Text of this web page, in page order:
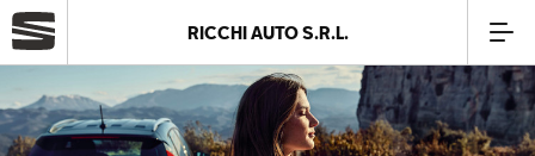
Azienda
RICCHI AUTO S.R.L.